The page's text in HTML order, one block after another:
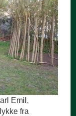
Emil,
fra